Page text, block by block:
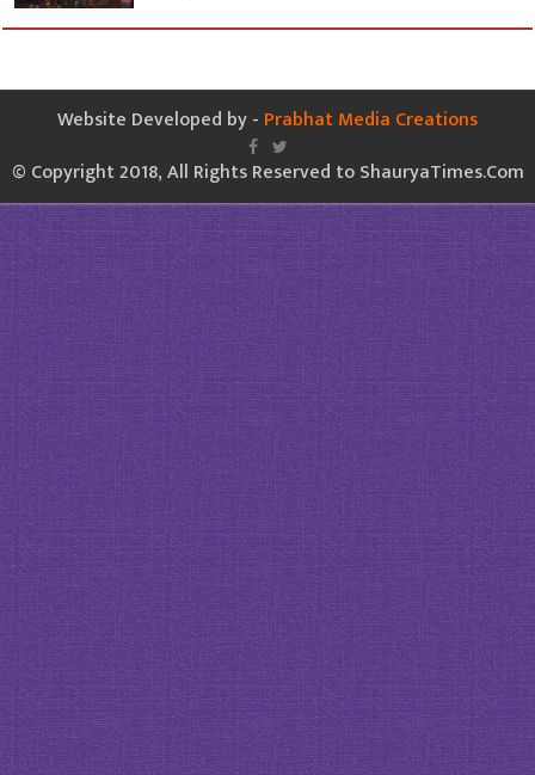
Website Developed by - Prabhat Media Creations
© Copyright 2018, All Rights Reserved to ShauryaTimes.Com